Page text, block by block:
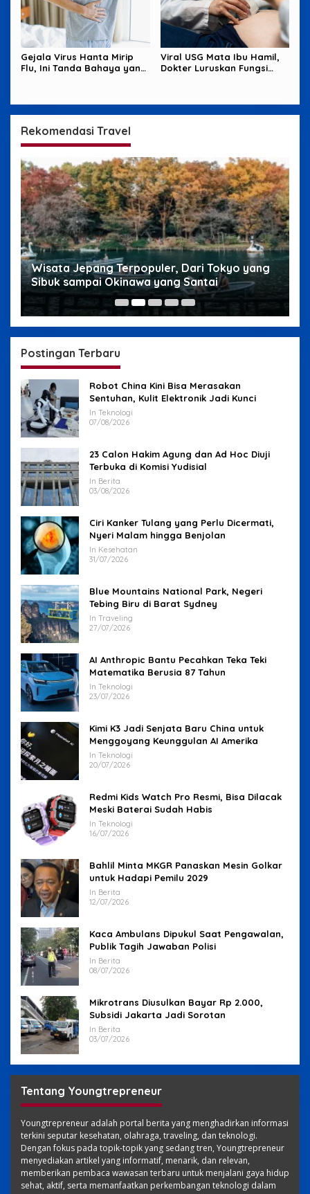
Gejala Virus Hanta Mirip
Flu, Ini Tanda Bahaya yang
Viral USG Mata Ibu Hamil,
Dokter Luruskan Fungsi
Rekomendasi Travel
Wisata Jepang Terpopuler, Dari Tokyo yang
Sibuk sampai Okinawa yang Santai
Postingan Terbaru
Robot China Kini Bisa Merasakan
Sentuhan, Kulit Elektronik Jadi Kunci
In Teknologi
07/08/2026
23 Calon Hakim Agung dan Ad Hoc Diuji
Terbuka di Komisi Yudisial
In Berita
03/08/2026
Ciri Kanker Tulang yang Perlu Dicermati,
Nyeri Malam hingga Benjolan
In Kesehatan
31/07/2026
Blue Mountains National Park, Negeri
Tebing Biru di Barat Sydney
In Traveling
27/07/2026
AI Anthropic Bantu Pecahkan Teka Teki
Matematika Berusia 87 Tahun
In Teknologi
23/07/2026
Kimi K3 Jadi Senjata Baru China untuk
Menggoyang Keunggulan AI Amerika
In Teknologi
20/07/2026
Redmi Kids Watch Pro Resmi, Bisa Dilacak
Meski Baterai Sudah Habis
In Teknologi
16/07/2026
Bahlil Minta MKGR Panaskan Mesin Golkar
untuk Hadapi Pemilu 2029
In Berita
12/07/2026
Kaca Ambulans Dipukul Saat Pengawalan,
Publik Tagih Jawaban Polisi
In Berita
08/07/2026
Mikrotrans Diusulkan Bayar Rp 2.000,
Subsidi Jakarta Jadi Sorotan
In Berita
03/07/2026
Tentang Youngtrepreneur
Youngtrepreneur adalah portal berita yang menghadirkan informasi
terkini seputar kesehatan, olahraga, traveling, dan teknologi.
Dengan fokus pada topik-topik yang sedang tren, Youngtrepreneur
menyediakan artikel yang informatif, menarik, dan relevan,
memberikan pembaca wawasan terbaru untuk menjalani gaya hidup
sehat, aktif, serta memanfaatkan perkembangan teknologi dalam